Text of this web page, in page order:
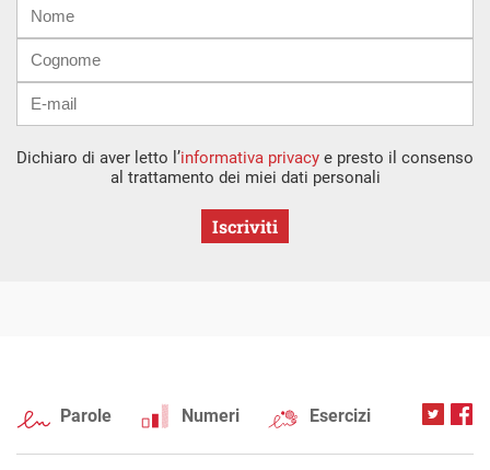
mail
Dichiaro di aver letto l’informativa privacy e presto il consenso
al trattamento dei miei dati personali
Iscriviti
Parole Numeri Esercizi